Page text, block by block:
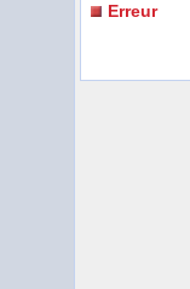
Erreur